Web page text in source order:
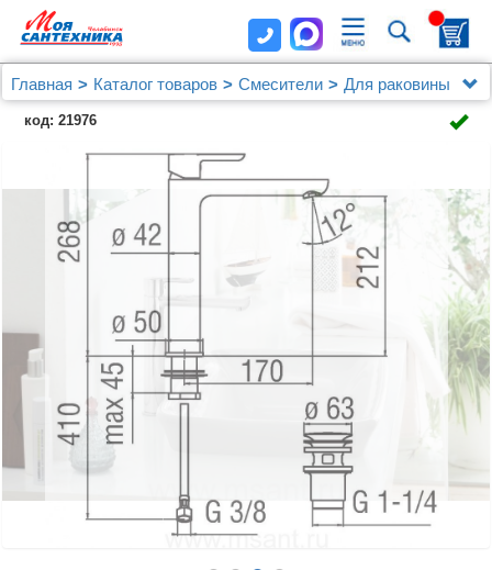
Главная Каталог товаров Смесители
Для раковины
Смеситель Nobili ABC AB87128/2CR для раковины
код: 21976